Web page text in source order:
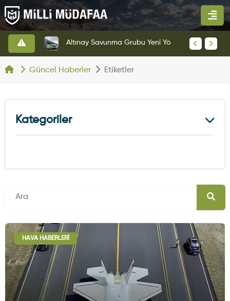
Güncel Haberler Etiketler
HAVA HABERLERI
Kategoriler
Deniz Haberleri